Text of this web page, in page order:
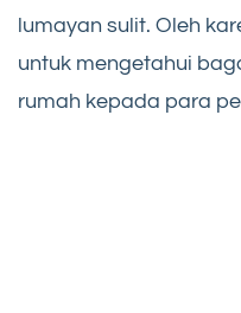
lumayan sulit. Oleh
untuk mengetahui
rumah kepada para